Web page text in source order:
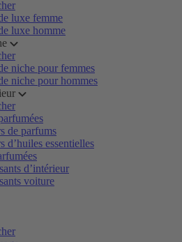
luxe femme
luxe homme
niche pour femmes
niche pour hommes
de parfums
d’huiles essentielles
d’intérieur
voiture